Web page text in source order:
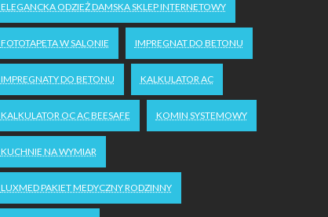
ELEGANCKA ODZIEŻ DAMSKA SKLEP INTERNETOWY
FOTOTAPETA W SALONIE IMPREGNAT DO BETONU
IMPREGNATY DO BETONU KALKULATOR AC
KALKULATOR OC AC BEESAFE KOMIN SYSTEMOWY
KUCHNIE NA WYMIAR
LUXMED PAKIET MEDYCZNY RODZINNY